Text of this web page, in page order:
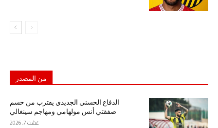
من المصدر
الدفاع الحسني الجديدي يقترب من حسم
صفقتي أنس مولهامي ومهاجم سينغالي
غشت 7, 2026